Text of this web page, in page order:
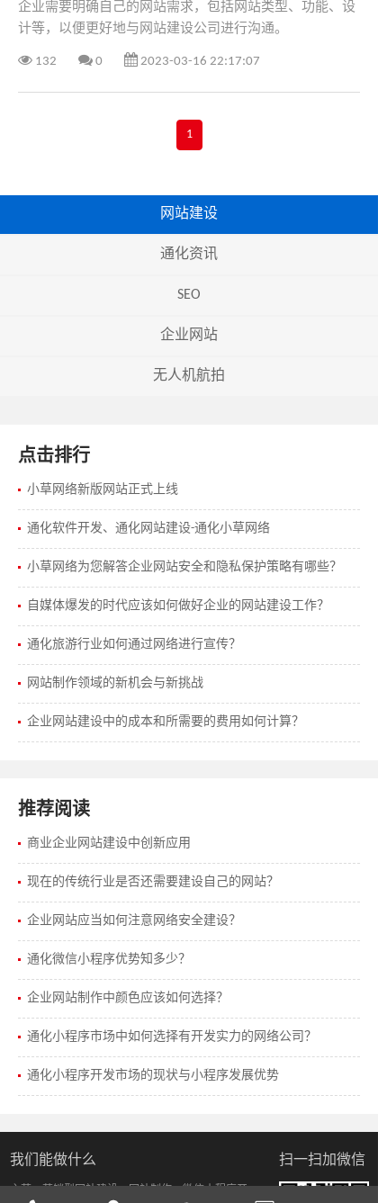
企业需要明确自己的网站需求，包括网站类型、功能、设
计等，以便更好地与网站建设公司进行沟通。
132 0 2023-03-16 22:17:07
1
网站建设
通化资讯
SEO
企业网站
无人机航拍
点击排行
小草网络新版网站正式上线
通化软件开发、通化网站建设-通化小草网络
小草网络为您解答企业网站安全和隐私保护策略有哪些？
自媒体爆发的时代应该如何做好企业的网站建设工作？
通化旅游行业如何通过网络进行宣传？
网站制作领域的新机会与新挑战
企业网站建设中的成本和所需要的费用如何计算？
推荐阅读
商业企业网站建设中创新应用
现在的传统行业是否还需要建设自己的网站？
企业网站应当如何注意网络安全建设？
通化微信小程序优势知多少？
企业网站制作中颜色应该如何选择？
通化小程序市场中如何选择有开发实力的网络公司？
通化小程序开发市场的现状与小程序发展优势
我们能做什么 扫一扫加微信